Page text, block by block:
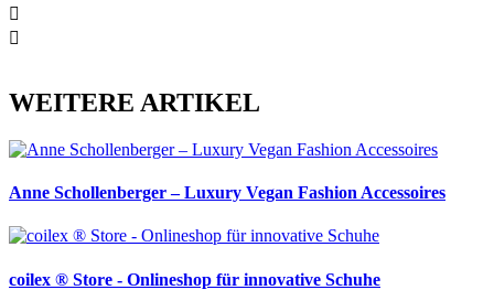
WEITERE ARTIKEL
Anne Schollenberger – Luxury Vegan Fashion Accessoires
coilex ® Store - Onlineshop für innovative Schuhe